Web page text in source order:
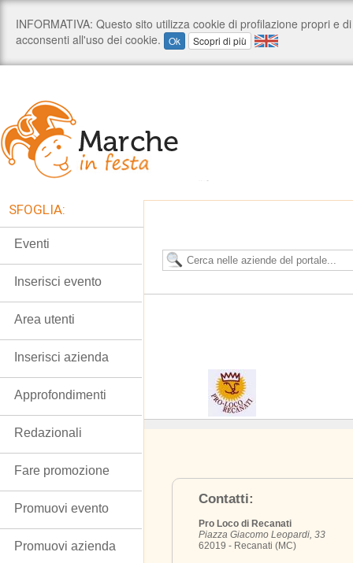
Contatti:
Pro Loco di Recanati
Piazza Giacomo Leopardi, 33
62019 - Recanati (MC)
SFOGLIA:
Eventi
Inserisci evento
Area utenti
Inserisci azienda
Approfondimenti
Redazionali
Fare promozione
Promuovi evento
Promuovi azienda